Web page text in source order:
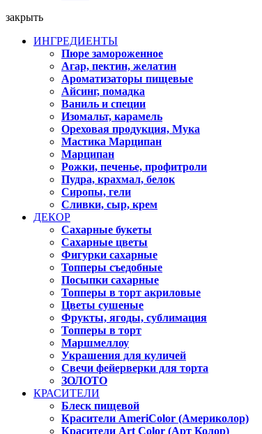
закрыть
ИНГРЕДИЕНТЫ
Пюре замороженное
Агар, пектин, желатин
Ароматизаторы пищевые
Айсинг, помадка
Ваниль и специи
Изомальт, карамель
Ореховая продукция, Мука
Мастика Марципан
Марципан
Рожки, печенье, профитроли
Пудра, крахмал, белок
Сиропы, гели
Сливки, сыр, крем
ДЕКОР
Сахарные букеты
Сахарные цветы
Фигурки сахарные
Топперы съедобные
Посыпки сахарные
Топперы в торт акриловые
Цветы сушеные
Фрукты, ягоды, сублимация
Топперы в торт
Маршмеллоу
Украшения для куличей
Свечи фейерверки для торта
ЗОЛОТО
КРАСИТЕЛИ
Блеск пищевой
Красители AmeriColor (Америколор)
Красители Art Color (Арт Колор)